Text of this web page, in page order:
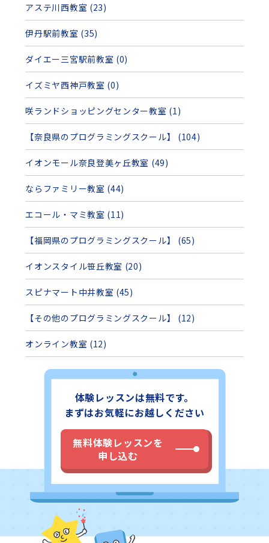
アステ川西教室 (23)
伊丹駅前教室 (35)
ダイエー三宮駅前教室 (0)
イズミヤ西神戸教室 (0)
咲ランドショッピングセンター教室 (1)
【奈良県のプログラミングスクール】 (104)
イオンモール奈良登美ヶ丘教室 (49)
ならファミリー教室 (44)
エコール・マミ教室 (11)
【福岡県のプログラミングスクール】 (65)
イオンスタイル笹丘教室 (20)
スピナマート中井教室 (45)
【その他のプログラミングスクール】 (12)
オンライン教室 (12)
体験レッスンは無料です。
まずはお気軽にお越しください
無料体験レッスンを
申し込む